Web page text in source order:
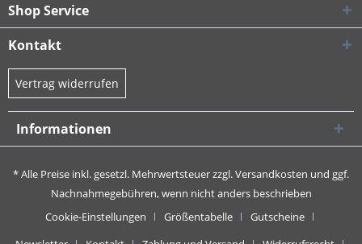
Shop Service
Kontakt
Vertrag widerrufen
Informationen
* Alle Preise inkl. gesetzl. Mehrwertsteuer zzgl.Versandkosten und ggf.
Nachnahmegebühren, wenn nicht anders beschrieben
Cookie-Einstellungen
Größentabelle
Gutscheine